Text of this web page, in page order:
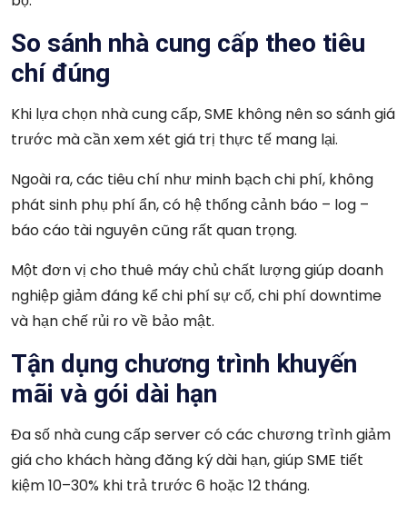
So sánh nhà cung cấp theo tiêu
chí đúng
Khi lựa chọn nhà cung cấp, SME không nên so sánh giá
trước mà cần xem xét giá trị thực tế mang lại.
Ngoài ra, các tiêu chí như minh bạch chi phí, không
phát sinh phụ phí ẩn, có hệ thống cảnh báo – log –
báo cáo tài nguyên cũng rất quan trọng.
Một đơn vị cho thuê máy chủ chất lượng giúp doanh
nghiệp giảm đáng kể chi phí sự cố, chi phí downtime
và hạn chế rủi ro về bảo mật.
Tận dụng chương trình khuyến
mãi và gói dài hạn
Đa số nhà cung cấp server có các chương trình giảm
giá cho khách hàng đăng ký dài hạn, giúp SME tiết
kiệm 10–30% khi trả trước 6 hoặc 12 tháng.